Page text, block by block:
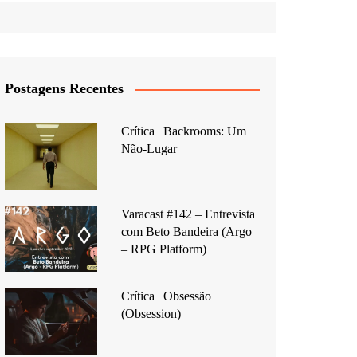
Postagens Recentes
Crítica | Backrooms: Um
Não-Lugar
Varacast #142 – Entrevista
com Beto Bandeira (Argo
– RPG Platform)
Crítica | Obsessão
(Obsession)